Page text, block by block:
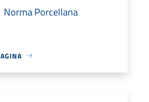
Norma Porcellana